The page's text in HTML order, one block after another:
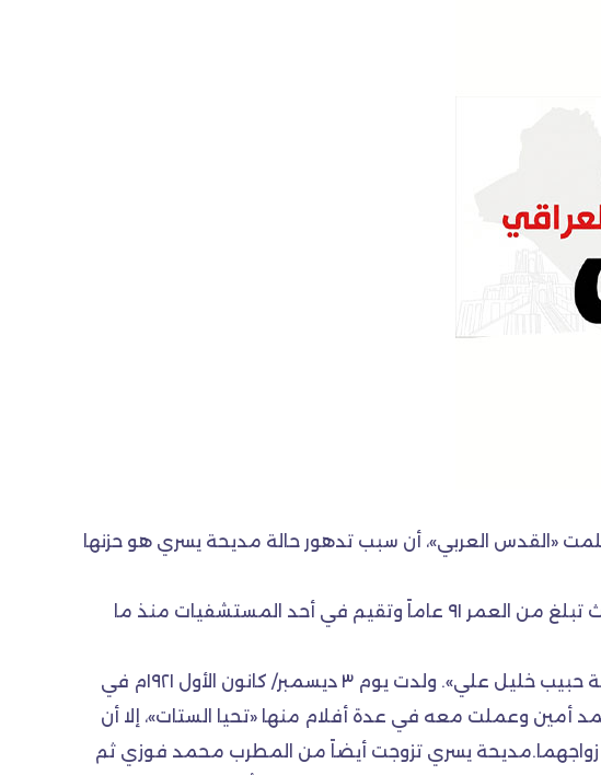
«القدس العربي»، أن سبب تدهور حالة مديحة يسري هو حزنها
مديحة يسري تعاني منذ فترة من آلام مختلفة منها آلام العظام بالإضافة إلى أمراض الشيخوخة ، حيث تبلغ من العمر ٩١ عاماً وتقيم في أحد المستشفيات منذ ما
والمعروف أن مديحة يسري من أبرز نجمات السينما المصرية في الأربعينيات، واسمها الحقيقي «هنومة حبيب خليل علي». ولدت يوم ٣ ديسمبر/ كانون الأول ١٩٢١م في
وعملت معه في عدة أفلام منها «تحيا الستات»، إلا أن
من زواجهما.مديحة يسري تزوجت أيضاً من المطرب محمد فوزي ثم